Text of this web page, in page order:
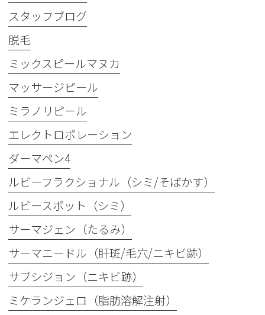
スタッフブログ
脱毛
ミックスピールマヌカ
マッサージピール
ミラノリピール
エレクトロポレーション
ダーマペン4
ルビーフラクショナル（シミ/そばかす）
ルビースポット（シミ）
サーマジェン（たるみ）
サーマニードル（肝斑/毛穴/ニキビ跡）
サブシジョン（ニキビ跡）
ミケランジェロ（脂肪溶解注射）